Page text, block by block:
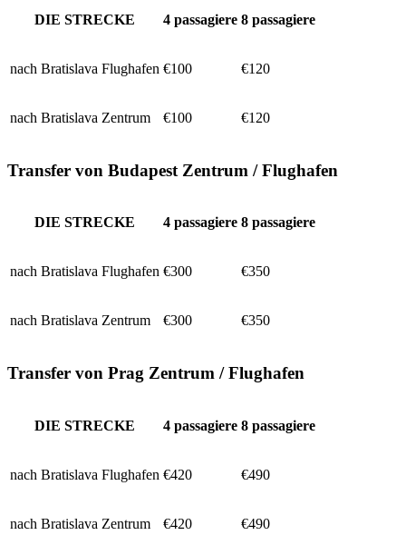
DIE STRECKE 4 passagiere 8 passagiere
nach Bratislava Flughafen €100 €120
nach Bratislava Zentrum €100 €120
Transfer von Budapest Zentrum / Flughafen
DIE STRECKE 4 passagiere 8 passagiere
nach Bratislava Flughafen €300 €350
nach Bratislava Zentrum €300 €350
Transfer von Prag Zentrum / Flughafen
DIE STRECKE 4 passagiere 8 passagiere
nach Bratislava Flughafen €420 €490
nach Bratislava Zentrum €420 €490